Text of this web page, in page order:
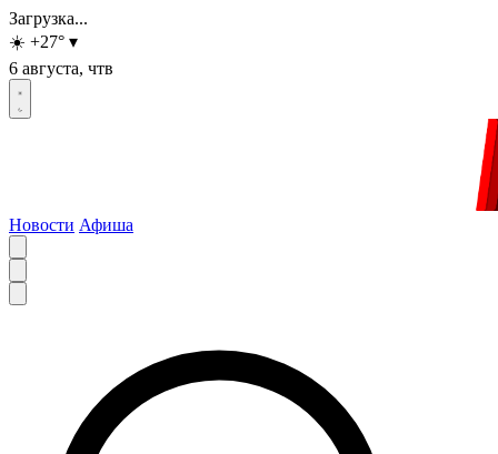
Загрузка...
☀️ +27° ▾
6 августа, чтв
Новости Афиша